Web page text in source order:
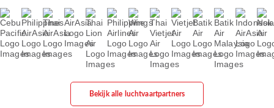
Bekijk alle luchtvaartpartners